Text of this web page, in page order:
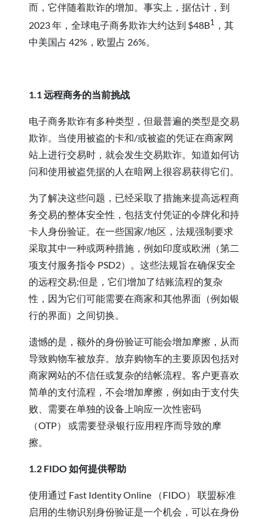
而，它伴随着欺诈的增加。事实上，据估计，到
2023 年，全球电子商务欺诈大约达到 $48B1
，其
中美国占 42%，欧盟占 26%。
1.1 远程商务的当前挑战
电子商务欺诈有多种类型，但最普遍的类型是交易
欺诈。当使用被盗的卡和/或被盗的凭证在商家网
站上进行交易时，就会发生交易欺诈。知道如何访
问和使用被盗凭据的人在暗网上很容易获得它们。
为了解决这些问题，已经采取了措施来提高远程商
务交易的整体安全性，包括支付凭证的令牌化和持
卡人身份验证。在一些国家/地区，法规强制要求
采取其中一种或两种措施，例如印度或欧洲（第二
项支付服务指令 PSD2）。这些法规旨在确保安全
的远程交易;但是，它们增加了结账流程的复杂
性，因为它们可能需要在商家和其他界面（例如银
行的界面）之间切换。
遗憾的是，额外的身份验证可能会增加摩擦，从而
导致购物车被放弃。放弃购物车的主要原因包括对
商家网站的不信任或复杂的结帐流程。客户更喜欢
简单的支付流程，不会增加摩擦，例如由于支付失
败、需要在单独的设备上响应一次性密码
（OTP） 或需要登录银行应用程序而导致的摩
擦。
1.2 FIDO 如何提供帮助
使用通过 Fast Identity Online （FIDO） 联盟标准
启用的生物识别身份验证是一个机会，可以在身份